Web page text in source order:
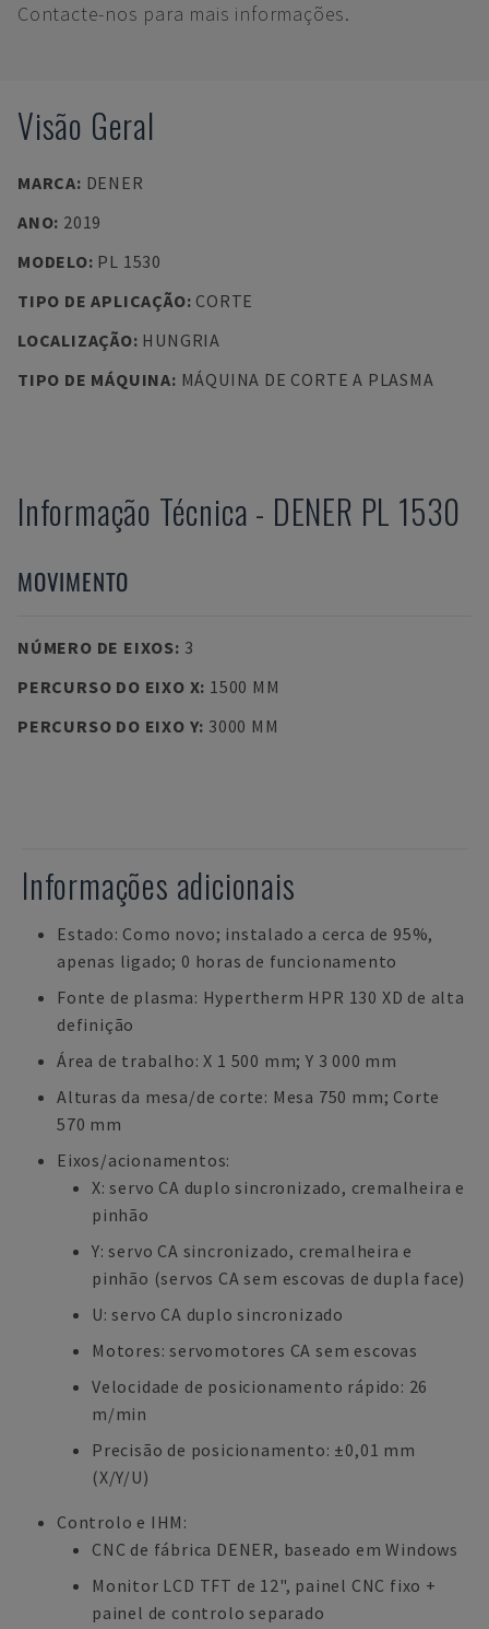
Contacte-nos para mais informações.
Visão Geral
MARCA: DENER
ANO: 2019
MODELO: PL 1530
TIPO DE APLICAÇÃO: CORTE
LOCALIZAÇÃO: HUNGRIA
TIPO DE MÁQUINA: MÁQUINA DE CORTE A PLASMA
Informação Técnica - DENER PL 1530
MOVIMENTO
NÚMERO DE EIXOS: 3
PERCURSO DO EIXO X: 1500 MM
PERCURSO DO EIXO Y: 3000 MM
Informações adicionais
Estado: Como novo; instalado a cerca de 95%,
apenas ligado; 0 horas de funcionamento
Fonte de plasma: Hypertherm HPR 130 XD de alta
definição
Área de trabalho: X 1 500 mm; Y 3 000 mm
Alturas da mesa/de corte: Mesa 750 mm; Corte
570 mm
Eixos/acionamentos:
X: servo CA duplo sincronizado, cremalheira e
pinhão
Y: servo CA sincronizado, cremalheira e
pinhão (servos CA sem escovas de dupla face)
U: servo CA duplo sincronizado
Motores: servomotores CA sem escovas
Velocidade de posicionamento rápido: 26
m/min
Precisão de posicionamento: ±0,01 mm
(X/Y/U)
Controlo e IHM:
CNC de fábrica DENER, baseado em Windows
Monitor LCD TFT de 12", painel CNC fixo +
painel de controlo separado